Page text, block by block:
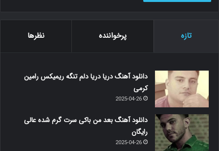
تازه پرخواننده نظرها
دانلود آهنگ دریا دریا دلم تنگه ریمیکس رامین
کرمی
2025-04-26
دانلود آهنگ بعد من باکی سرت گرم شده عالی
رایگان
2025-04-26